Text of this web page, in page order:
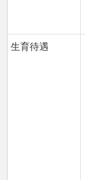
生育待遇